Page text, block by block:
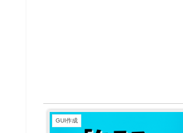
GUI作成